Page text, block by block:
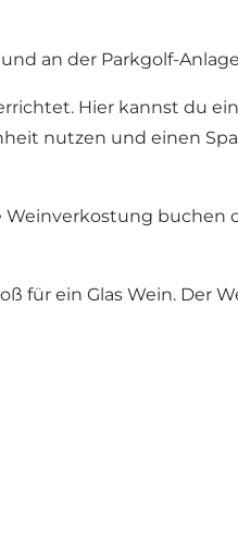
an der Parkgolf-
Hier kannst du ein
nutzen und einen
buchen
für ein Glas Wein. Der